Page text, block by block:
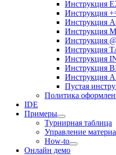
Инструкция
Инструкция
Инструкция
Инструкция
Инструкция @
Инструкция
Инструкция
Инструкция
Инструкция
Пустая
Политика
IDE
Примеры
Турнирная таблица
Управление
How-to
Онлайн демо